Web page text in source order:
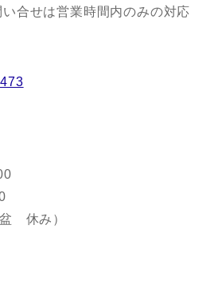
合せは営業時間内のみの対応
盆 休み）